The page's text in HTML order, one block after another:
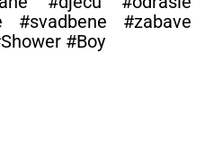
#svadbene #zabave
#Boy